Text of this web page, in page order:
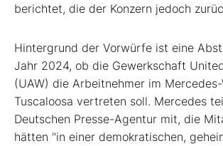
berichtet, die der Konzern jedoch
Hintergrund der Vorwürfe ist eine
Jahr 2024, ob die Gewerkschaft
(UAW) die Arbeitnehmer im Mercedes-
Tuscaloosa vertreten soll. Mercedes
Deutschen Presse-Agentur mit, die
hätten "in einer demokratischen,